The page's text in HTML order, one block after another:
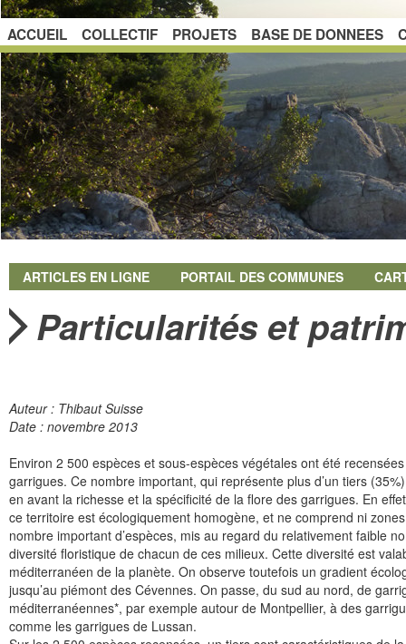
ACCUEIL COLLECTIF PROJETS BASE DE DONNEES
ARTICLES EN LIGNE PORTAIL DES COMMUNES
Particularités et
Auteur : Thibaut Suisse
Date : novembre 2013
Environ 2 500 espèces et sous-espèces végétales ont été
garrigues. Ce nombre important, qui représente plus d’un tiers
en avant la richesse et la spécificité de la flore des garrigues. En
ce territoire est écologiquement homogène, et ne comprend ni
nombre important d’espèces, mis au regard du relativement faible
diversité floristique de chacun de ces milieux. Cette diversité est
méditerranéen de la planète. On observe toutefois un gradient
jusqu’au piémont des Cévennes. On passe, du sud au nord, de
méditerranéennes*, par exemple autour de Montpellier, à des
comme les garrigues de Lussan.